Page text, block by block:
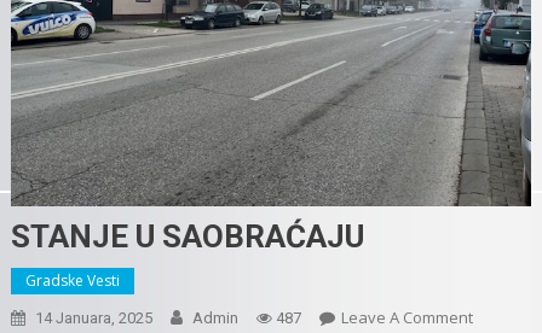
STANJE U SAOBRAĆAJU
Gradske Vesti
14 Januara, 2025 Admin 487 Leave A CommentOn